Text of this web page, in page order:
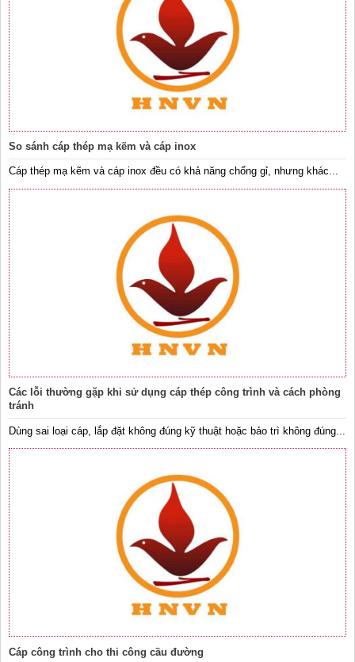
So sánh cáp thép mạ kẽm và cáp inox
Cáp thép mạ kẽm và cáp inox đều có khả năng chống gỉ, nhưng khác...
Các lỗi thường gặp khi sử dụng cáp thép công trình và cách phòng
tránh
Dùng sai loại cáp, lắp đặt không đúng kỹ thuật hoặc bảo trì không đúng...
Cáp công trình cho thi công cầu đường